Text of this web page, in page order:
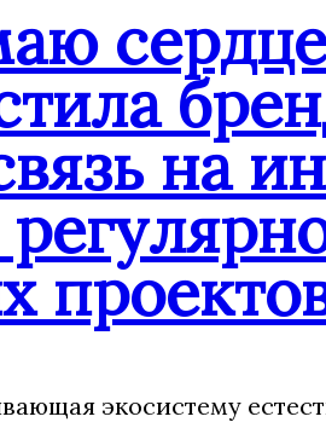
на
экосистему